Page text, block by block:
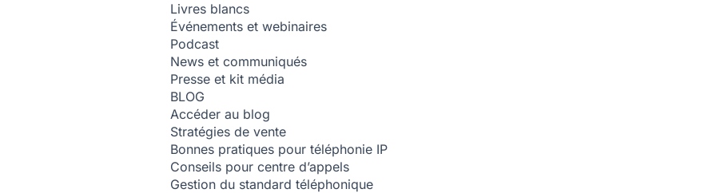
Livres blancs
Événements et webinaires
Podcast
News et communiqués
Presse et kit média
BLOG
Accéder au blog
Stratégies de vente
Bonnes pratiques pour téléphonie IP
Conseils pour centre d’appels
Gestion du standard téléphonique